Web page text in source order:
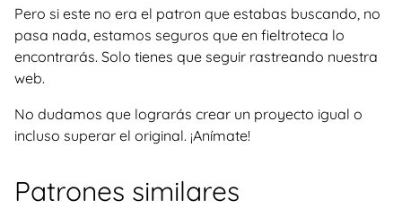
Pero si este no era el patron que estabas buscando, no
pasa nada, estamos seguros que en fieltroteca lo
encontrarás. Solo tienes que seguir rastreando nuestra
web.
No dudamos que lograrás crear un proyecto igual o
incluso superar el original. ¡Anímate!
Patrones similares